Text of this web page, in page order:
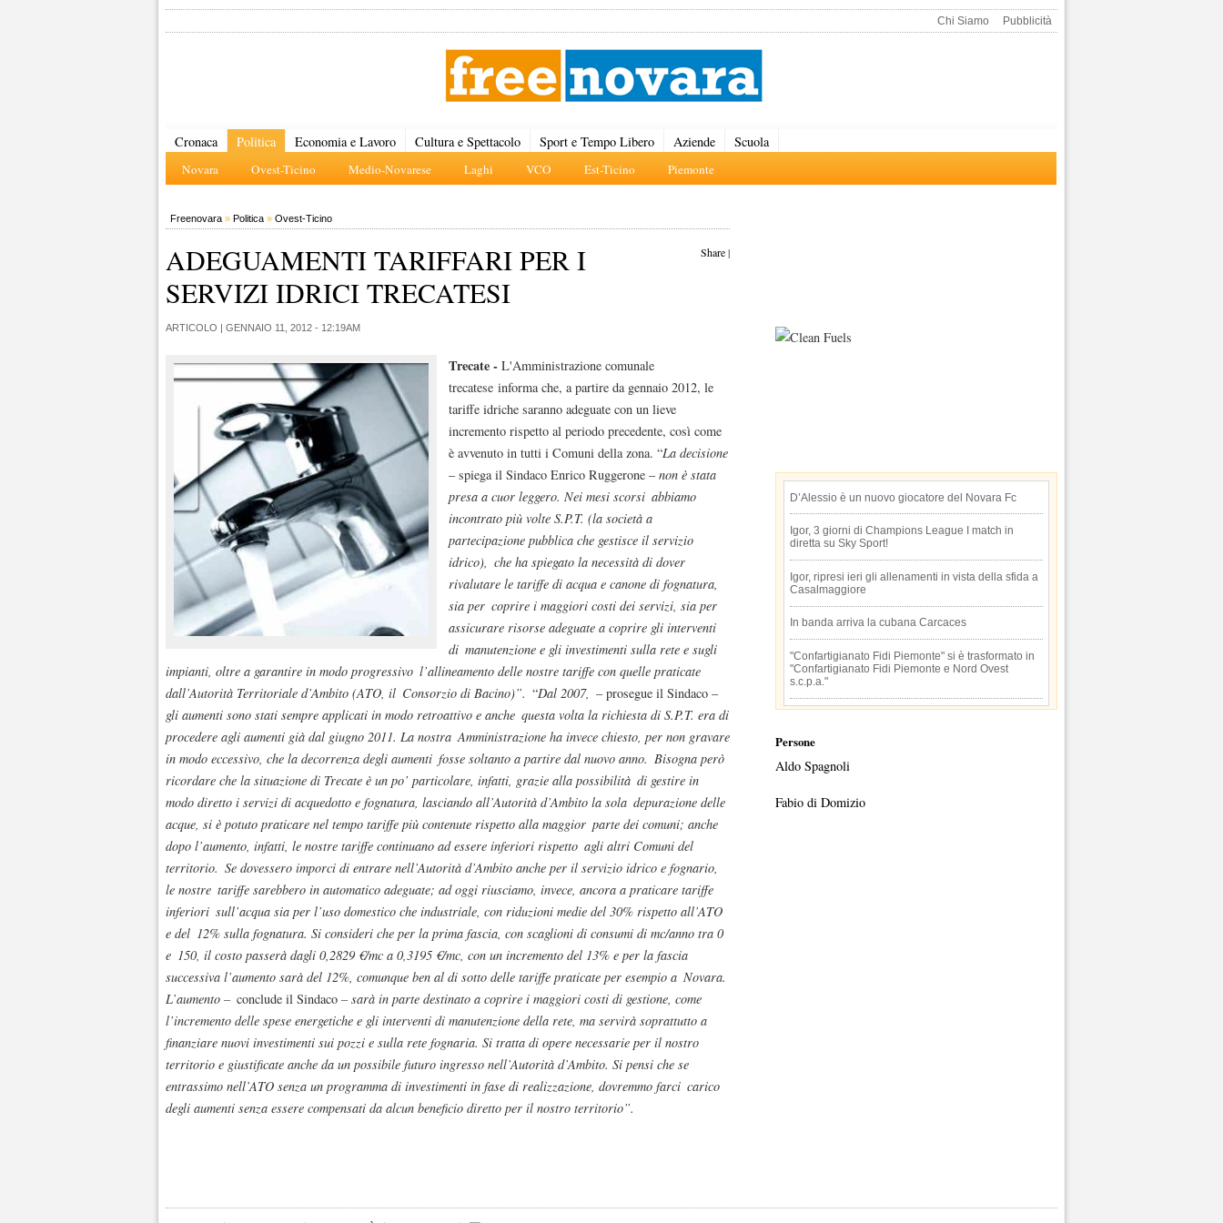
Chi Siamo Pubblicità
Cronaca Politica
Novara Ovest-Ticino Medio-Novarese Laghi VCO Est-Ticino Piemonte
Economia e Lavoro Cultura e Spettacolo Sport e Tempo Libero Aziende Scuola
Freenovara » Politica » Ovest-Ticino
Share|
ADEGUAMENTI TARIFFARI PER I
SERVIZI IDRICI TRECATESI
ARTICOLO | GENNAIO 11, 2012 - 12:19AM
Trecate - L'Amministrazione comunale
trecatese informa che, a partire da gennaio 2012, le
tariffe idriche saranno adeguate con un lieve
incremento rispetto al periodo precedente, così come
è avvenuto in tutti i Comuni della zona. “La decisione
– spiega il Sindaco Enrico Ruggerone –non è stata
presa a cuor leggero. Nei mesi scorsi abbiamo
incontrato più volte S.P.T. (la società a
partecipazione pubblica che gestisce il servizio
idrico), che ha spiegato la necessità di dover
rivalutare le tariffe di acqua e canone di fognatura,
sia per coprire i maggiori costi dei servizi, sia per
assicurare risorse adeguate a coprire gli interventi
di manutenzione e gli investimenti sulla rete e sugli
impianti, oltre a garantire in modo progressivo l’allineamento delle nostre tariffe con quelle praticate
dall’Autorità Territoriale d’Ambito (ATO, il Consorzio di Bacino)”. “Dal 2007, – prosegue il Sindaco –
gli aumenti sono stati sempre applicati in modo retroattivo e anche questa volta la richiesta di S.P.T. era di
procedere agli aumenti già dal giugno 2011. La nostra Amministrazione ha invece chiesto, per non gravare
in modo eccessivo, che la decorrenza degli aumenti fosse soltanto a partire dal nuovo anno. Bisogna però
ricordare che la situazione di Trecate è un po’ particolare, infatti, grazie alla possibilità di gestire in
modo diretto i servizi di acquedotto e fognatura, lasciando all’Autorità d’Ambito la sola depurazione delle
acque, si è potuto praticare nel tempo tariffe più contenute rispetto alla maggior parte dei comuni; anche
dopo l’aumento, infatti, le nostre tariffe continuano ad essere inferiori rispetto agli altri Comuni del
territorio. Se dovessero imporci di entrare nell’Autorità d’Ambito anche per il servizio idrico e fognario,
le nostre tariffe sarebbero in automatico adeguate; ad oggi riusciamo, invece, ancora a praticare tariffe
inferiori sull’acqua sia per l’uso domestico che industriale, con riduzioni medie del 30% rispetto all’ATO
e del 12% sulla fognatura. Si consideri che per la prima fascia, con scaglioni di consumi di mc/anno tra 0
e 150, il costo passerà dagli 0,2829 €/mc a 0,3195 €/mc, con un incremento del 13% e per la fascia
successiva l’aumento sarà del 12%, comunque ben al di sotto delle tariffe praticate per esempio a Novara.
L’aumento – conclude il Sindaco – sarà in parte destinato a coprire i maggiori costi di gestione, come
l’incremento delle spese energetiche e gli interventi di manutenzione della rete, ma servirà soprattutto a
finanziare nuovi investimenti sui pozzi e sulla rete fognaria. Si tratta di opere necessarie per il nostro
territorio e giustificate anche da un possibile futuro ingresso nell’Autorità d’Ambito. Si pensi che se
entrassimo nell’ATO senza un programma di investimenti in fase di realizzazione, dovremmo farci carico
degli aumenti senza essere compensati da alcun beneficio diretto per il nostro territorio”.
D’Alessio è un nuovo giocatore del Novara Fc
Igor, 3 giorni di Champions League I match in
diretta su Sky Sport!
Igor, ripresi ieri gli allenamenti in vista della sfida a
Casalmaggiore
In banda arriva la cubana Carcaces
"Confartigianato Fidi Piemonte" si è trasformato in
"Confartigianato Fidi Piemonte e Nord Ovest
s.c.p.a."
Persone
Aldo Spagnoli
Fabio di Domizio